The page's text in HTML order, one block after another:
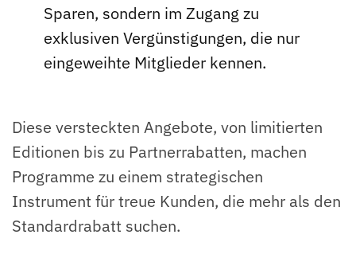
Sparen, sondern im Zugang zu
exklusiven Vergünstigungen, die nur
eingeweihte Mitglieder kennen.
Diese versteckten Angebote, von limitierten
Editionen bis zu Partnerrabatten, machen
Programme zu einem strategischen
Instrument für treue Kunden, die mehr als den
Standardrabatt suchen.